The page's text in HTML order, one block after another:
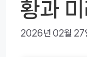
황과
2026년 02월 27